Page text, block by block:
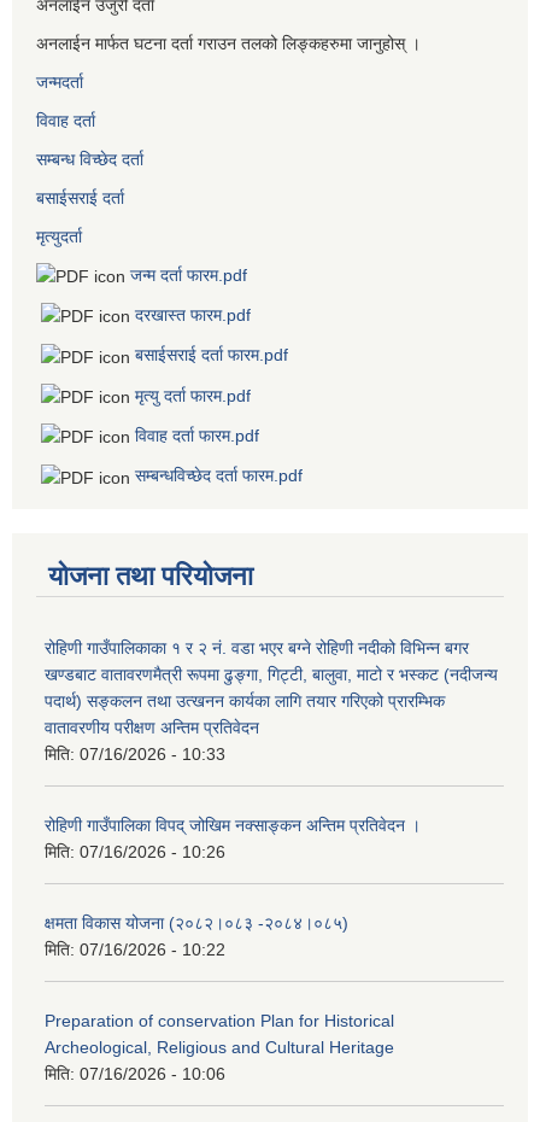
अनलाईन उजुरी दर्ता
अनलाईन मार्फत घटना दर्ता गराउन तलको लिङ्कहरुमा जानुहोस् ।
जन्मदर्ता
विवाह दर्ता
सम्बन्ध विच्छेद दर्ता
बसाईसराई दर्ता
मृत्युदर्ता
जन्म दर्ता फारम.pdf
दरखास्त फारम.pdf
बसाईसराई दर्ता फारम.pdf
मृत्यु दर्ता फारम.pdf
विवाह दर्ता फारम.pdf
सम्बन्धविच्छेद दर्ता फारम.pdf
योजना तथा परियोजना
रोहिणी गाउँपालिकाका १ र २ नं. वडा भएर बग्ने रोहिणी नदीको विभिन्न बगर
खण्डबाट वातावरणमैत्री रूपमा ढुङ्गा, गिट्टी, बालुवा, माटो र भस्कट (नदीजन्य
पदार्थ) सङ्कलन तथा उत्खनन कार्यका लागि तयार गरिएको प्रारम्भिक
वातावरणीय परीक्षण अन्तिम प्रतिवेदन
मिति: 07/16/2026 - 10:33
रोहिणी गाउँपालिका विपद् जोखिम नक्साङ्कन अन्तिम प्रतिवेदन ।
मिति: 07/16/2026 - 10:26
क्षमता विकास योजना (२०८२।०८३‍ -२०८४।०८५)
मिति: 07/16/2026 - 10:22
Preparation of conservation Plan for Historical
Archeological, Religious and Cultural Heritage
मिति: 07/16/2026 - 10:06